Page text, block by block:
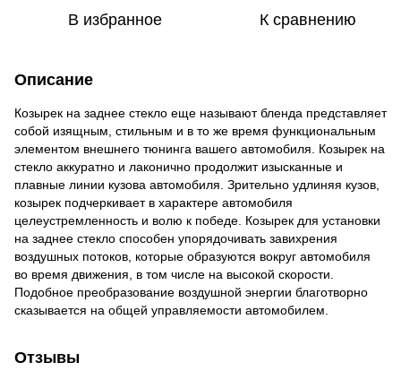
В избранное К сравнению
Описание
Козырек на заднее стекло еще называют бленда представляет
собой изящным, стильным и в то же время функциональным
элементом внешнего тюнинга вашего автомобиля. Козырек на
стекло аккуратно и лаконично продолжит изысканные и
плавные линии кузова автомобиля. Зрительно удлиняя кузов,
козырек подчеркивает в характере автомобиля
целеустремленность и волю к победе. Козырек для установки
на заднее стекло способен упорядочивать завихрения
воздушных потоков, которые образуются вокруг автомобиля
во время движения, в том числе на высокой скорости.
Подобное преобразование воздушной энергии благотворно
сказывается на общей управляемости автомобилем.
Отзывы